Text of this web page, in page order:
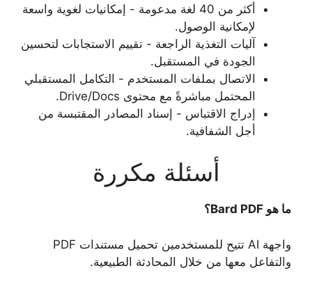
أكثر من 40 لغة مدعومة - إمكانيات لغوية واسعة
لإمكانية الوصول.
آليات التغذية الراجعة - تقييم الاستجابات لتحسين
الجودة في المستقبل.
الاتصال بملفات المستخدم - التكامل المستقبلي
المحتمل مباشرةً مع محتوى Drive/Docs.
إدراج الاقتباس - إسناد المصادر المقتبسة من
أجل الشفافية.
أسئلة مكررة
ما هو Bard PDF؟
واجهة AI تتيح للمستخدمين تحميل مستندات PDF
والتفاعل معها من خلال المحادثة الطبيعية.